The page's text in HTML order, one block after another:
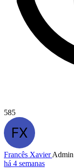
585
Francês XavierAdmin
há 4 semanas